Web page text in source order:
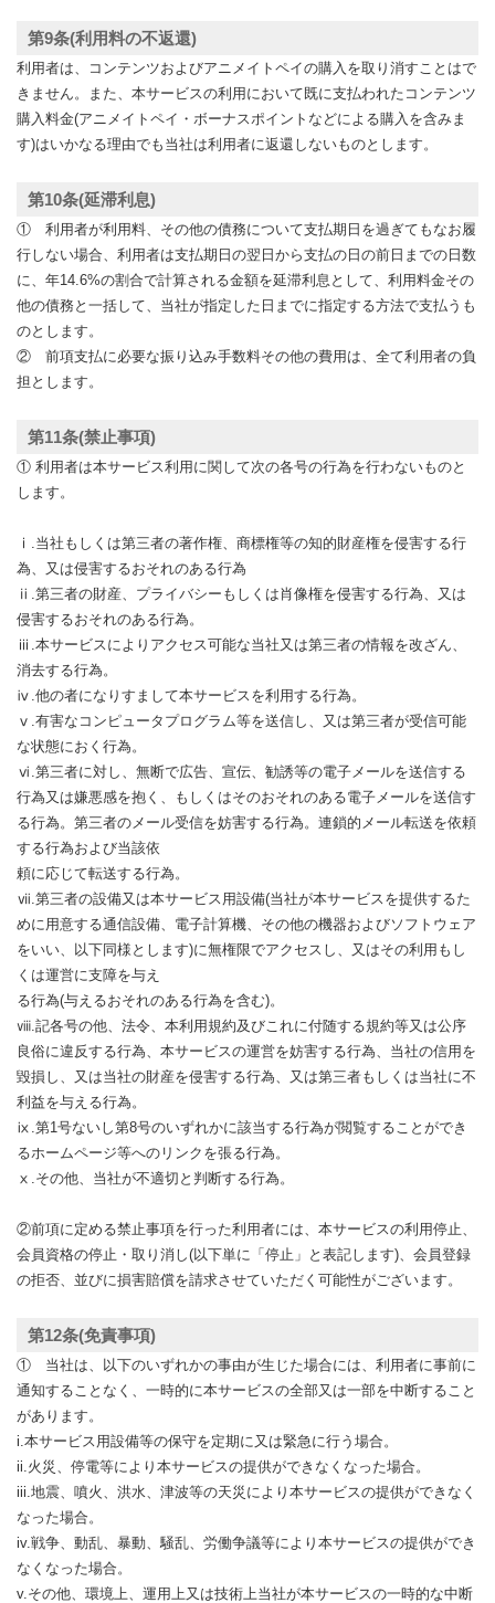
第9条(利用料の不返還)
利用者は、コンテンツおよびアニメイトペイの購入を取り消すことはで
きません。また、本サービスの利用において既に支払われたコンテンツ
購入料金(アニメイトペイ・ボーナスポイントなどによる購入を含みま
す)はいかなる理由でも当社は利用者に返還しないものとします。
第10条(延滞利息)
① 利用者が利用料、その他の債務について支払期日を過ぎてもなお履
行しない場合、利用者は支払期日の翌日から支払の日の前日までの日数
に、年14.6%の割合で計算される金額を延滞利息として、利用料金その
他の債務と一括して、当社が指定した日までに指定する方法で支払うも
のとします。
② 前項支払に必要な振り込み手数料その他の費用は、全て利用者の負
担とします。
第11条(禁止事項)
① 利用者は本サービス利用に関して次の各号の行為を行わないものと
します。
ⅰ.当社もしくは第三者の著作権、商標権等の知的財産権を侵害する行
為、又は侵害するおそれのある行為
ⅱ.第三者の財産、プライバシーもしくは肖像権を侵害する行為、又は
侵害するおそれのある行為。
ⅲ.本サービスによりアクセス可能な当社又は第三者の情報を改ざん、
消去する行為。
ⅳ.他の者になりすまして本サービスを利用する行為。
ⅴ.有害なコンピュータプログラム等を送信し、又は第三者が受信可能
な状態におく行為。
ⅵ.第三者に対し、無断で広告、宣伝、勧誘等の電子メールを送信する
行為又は嫌悪感を抱く、もしくはそのおそれのある電子メールを送信す
る行為。第三者のメール受信を妨害する行為。連鎖的メール転送を依頼
する行為および当該依
頼に応じて転送する行為。
ⅶ.第三者の設備又は本サービス用設備(当社が本サービスを提供するた
めに用意する通信設備、電子計算機、その他の機器およびソフトウェア
をいい、以下同様とします)に無権限でアクセスし、又はその利用もし
くは運営に支障を与え
る行為(与えるおそれのある行為を含む)。
ⅷ.記各号の他、法令、本利用規約及びこれに付随する規約等又は公序
良俗に違反する行為、本サービスの運営を妨害する行為、当社の信用を
毀損し、又は当社の財産を侵害する行為、又は第三者もしくは当社に不
利益を与える行為。
ⅸ.第1号ないし第8号のいずれかに該当する行為が閲覧することができ
るホームページ等へのリンクを張る行為。
ⅹ.その他、当社が不適切と判断する行為。
②前項に定める禁止事項を行った利用者には、本サービスの利用停止、
会員資格の停止・取り消し(以下単に「停止」と表記します)、会員登録
の拒否、並びに損害賠償を請求させていただく可能性がございます。
第12条(免責事項)
① 当社は、以下のいずれかの事由が生じた場合には、利用者に事前に
通知することなく、一時的に本サービスの全部又は一部を中断すること
があります。
i.本サービス用設備等の保守を定期に又は緊急に行う場合。
ii.火災、停電等により本サービスの提供ができなくなった場合。
iii.地震、噴火、洪水、津波等の天災により本サービスの提供ができなく
なった場合。
iv.戦争、動乱、暴動、騒乱、労働争議等により本サービスの提供ができ
なくなった場合。
v.その他、環境上、運用上又は技術上当社が本サービスの一時的な中断